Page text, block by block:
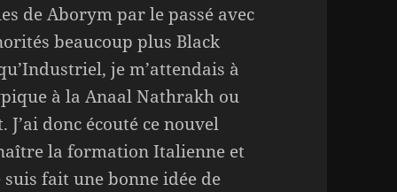
de Aborym par le passé avec
beaucoup plus Black
je m’attendais à
à la Anaal Nathrakh ou
donc écouté ce nouvel
la formation Italienne et
suis fait une bonne idée de